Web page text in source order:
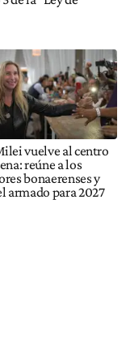
vuelve al centro
reúne a los
bonaerenses y
armado para 2027